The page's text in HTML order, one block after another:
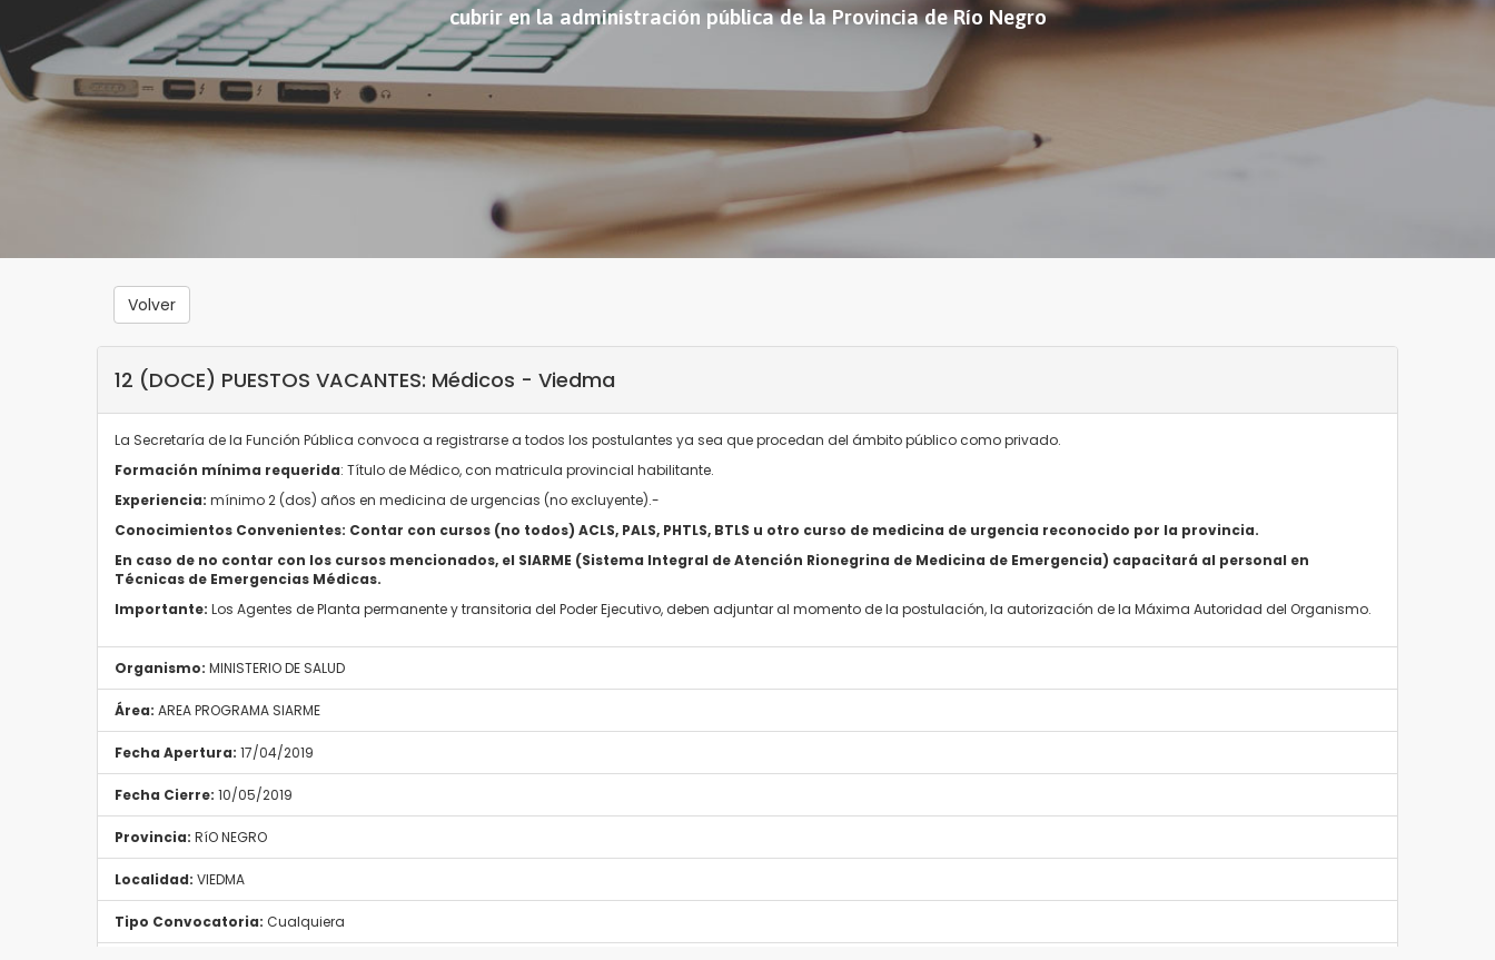
cubrir en la administración pública de la Provincia de Río Negro
Volver
12 (DOCE) PUESTOS VACANTES: Médicos - Viedma
La Secretaría de la Función Pública convoca a registrarse a todos los postulantes ya sea que procedan del ámbito público como privado.
Formación mínima requerida: Título de Médico, con matricula provincial habilitante.
Experiencia: mínimo 2 (dos) años en medicina de urgencias (no excluyente).-
Conocimientos Convenientes: Contar con cursos (no todos) ACLS, PALS, PHTLS, BTLS u otro curso de medicina de urgencia reconocido por la provincia.
En caso de no contar con los cursos mencionados, el SIARME (Sistema Integral de Atención Rionegrina de Medicina de Emergencia) capacitará al personal en
Técnicas de Emergencias Médicas.
Importante: Los Agentes de Planta permanente y transitoria del Poder Ejecutivo, deben adjuntar al momento de la postulación, la autorización de la Máxima Autoridad del Organismo.
Organismo: MINISTERIO DE SALUD
Área: AREA PROGRAMA SIARME
Fecha Apertura: 17/04/2019
Fecha Cierre: 10/05/2019
Provincia: RíO NEGRO
Localidad: VIEDMA
Tipo Convocatoria: Cualquiera